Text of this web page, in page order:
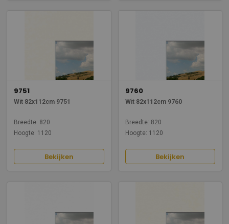
9751
Wit 82x112cm 9751
Breedte: 820
Hoogte: 1120
Bekijken
9760
Wit 82x112cm 9760
Breedte: 820
Hoogte: 1120
Bekijken